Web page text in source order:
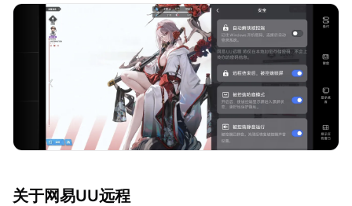
关于网易UU远程